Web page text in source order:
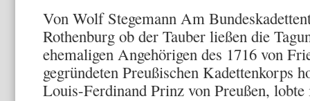
Von Wolf Stegemann Am
Rothenburg ob der Tauber ließen die
ehemaligen Angehörigen des 1716 von
gegründeten Preußischen Kadettenkorps
Louis-Ferdinand Prinz von Preußen,